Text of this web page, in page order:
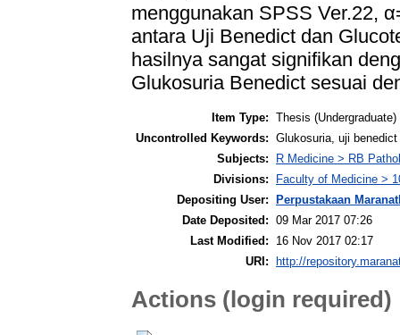
menggunakan SPSS Ver.22,
antara Uji Benedict dan
hasilnya sangat signifikan
Glukosuria Benedict sesuai
Item Type: Thesis (Undergraduate)
Uncontrolled Keywords: Glukosuria, uji
Subjects:
R Medicine > RB
Divisions:
Faculty of Medicine >
Depositing User:
Perpustakaan
Date Deposited: 09 Mar 2017 07:26
Last Modified:
16 Nov 2017 02:17
URI:
http://
Actions (login required)